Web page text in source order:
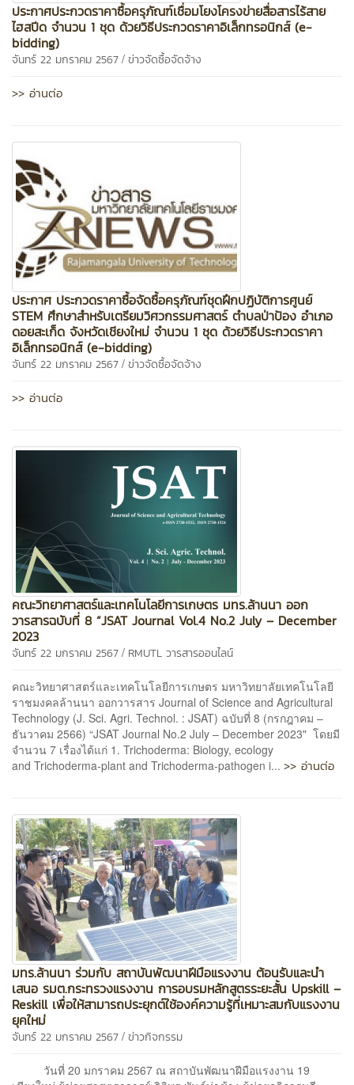
ประกาศประกวดราคาซื้อครุภัณฑ์เชื่อมโยงโครงข่ายสื่อสารไร้สาย
ไฮสปีด จำนวน 1 ชุด ด้วยวิธีประกวดราคาอิเล็กทรอนิกส์ (e-
bidding)
จันทร์ 22 มกราคม 2567 / ข่าวจัดซื้อจัดจ้าง
>> อ่านต่อ
ประกาศ ประกวดราคาซื้อจัดซื้อครุภัณฑ์ชุดฝึกปฏิบัติการศูนย์
STEM ศึกษาสำหรับเตรียมวิศวกรรมศาสตร์ ตำบลป่าป้อง อำเภอ
ดอยสะเก็ด จังหวัดเชียงใหม่ จำนวน 1 ชุด ด้วยวิธีประกวดราคา
อิเล็กทรอนิกส์ (e-bidding)
จันทร์ 22 มกราคม 2567 / ข่าวจัดซื้อจัดจ้าง
>> อ่านต่อ
คณะวิทยาศาสตร์และเทคโนโลยีการเกษตร มทร.ล้านนา ออก
วารสารฉบับที่ 8 “JSAT Journal Vol.4 No.2 July – December
2023
จันทร์ 22 มกราคม 2567 / RMUTL วารสารออนไลน์
คณะวิทยาศาสตร์และเทคโนโลยีการเกษตร มหาวิทยาลัยเทคโนโลยี
ราชมงคลล้านนา ออกวารสาร Journal of Science and Agricultural
Technology (J. Sci. Agri. Technol. : JSAT) ฉบับที่ 8 (กรกฎาคม –
ธันวาคม 2566) “JSAT Journal No.2 July – December 2023" โดยมี
จำนวน 7 เรื่องได้แก่ 1. Trichoderma: Biology, ecology
and Trichoderma-plant and Trichoderma-pathogen i... >> อ่านต่อ
มทร.ล้านนา ร่วมกับ สถาบันพัฒนาฝีมือแรงงาน ต้อนรับและนำ
เสนอ รมต.กระทรวงแรงงาน การอบรมหลักสูตรระยะสั้น Upskill –
Reskill เพื่อให้สามารถประยุกต์ใช้องค์ความรู้ที่เหมาะสมกับแรงงาน
ยุคใหม่
จันทร์ 22 มกราคม 2567 / ข่าวกิจกรรม
วันที่ 20 มกราคม 2567 ณ สถาบันพัฒนาฝีมือแรงงาน 19